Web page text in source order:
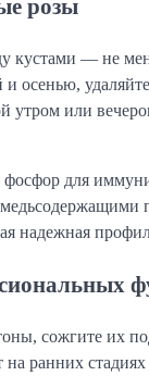
розы
кустами — не
осенью,
утром или
для
надежная
сожгите их
на ранних